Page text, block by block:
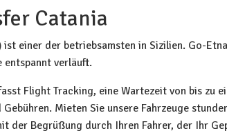
Catania
ist einer der betriebsamsten in Sizilien. Go-
entspannt verläuft.
Flight Tracking, eine Wartezeit von bis zu
Mieten Sie unsere Fahrzeuge
der Begrüßung durch Ihren Fahrer, der Ihr